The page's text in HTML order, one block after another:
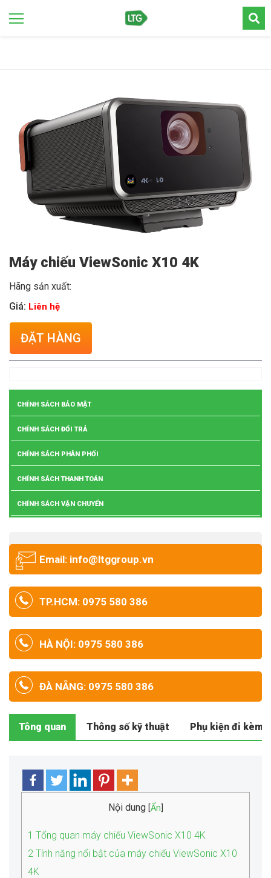
Máy chiếu ViewSonic X10 4K
Hãng sản xuất:
Giá: Liên hệ
ĐẶT HÀNG
CHÍNH SÁCH BẢO MẬT
CHÍNH SÁCH ĐỔI TRẢ
CHÍNH SÁCH PHÂN PHỐI
CHÍNH SÁCH THANH TOÁN
CHÍNH SÁCH VẬN CHUYỂN
Email: info@ltggroup.vn
TP.HCM: 0975 580 386
HÀ NỘI: 0975 580 386
ĐÀ NẴNG: 0975 580 386
Tông quan Thông số kỹ thuật Phụ kiện đi kèm
Nội dung [Ẩn
1 Tổng quan máy chiếu ViewSonic X10 4K
2 Tính năng nổi bật của máy chiếu ViewSonic X10
4K